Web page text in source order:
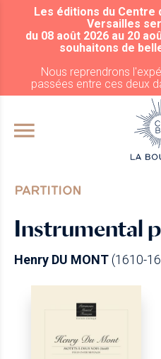
ALLER AU
Les éditions du Centre
Versailles
du 08 août 2026 au 20
souhaitons de
Nous reprendrons
passées entre ces deux
PARTITION
Instrumental
Henry DU MONT(1610-